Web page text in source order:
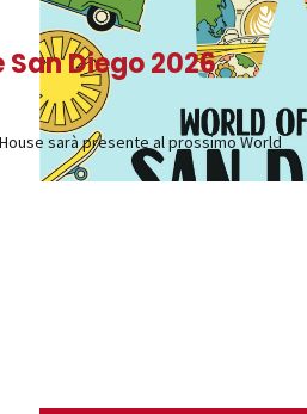
Diego 2026
sarà presente al prossimo World